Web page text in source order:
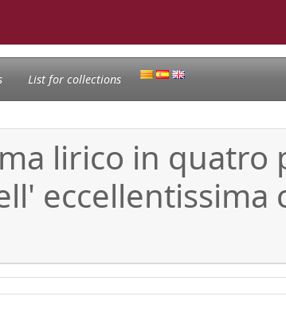
List for collections
lirico in quatro